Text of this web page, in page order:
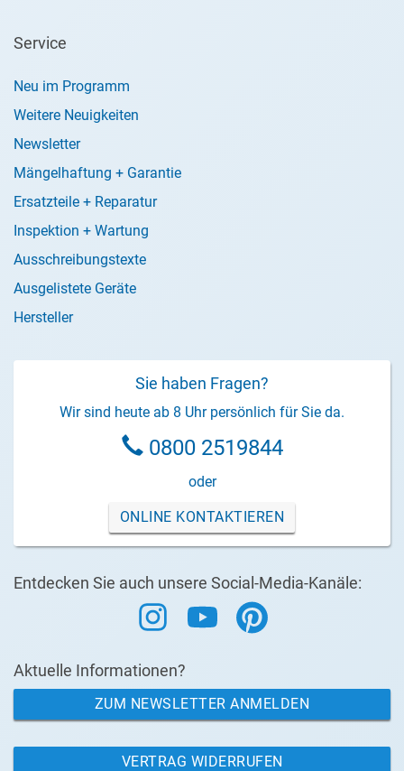
Service
Neu im Programm
Weitere Neuigkeiten
Newsletter
Mängelhaftung + Garantie
Ersatzteile + Reparatur
Inspektion + Wartung
Ausschreibungstexte
Ausgelistete Geräte
Hersteller
Sie haben Fragen?
Wir sind heute ab 8 Uhr persönlich für Sie da.
0800 2519844
oder
ONLINE KONTAKTIEREN
Entdecken Sie auch unsere Social-Media-Kanäle:
Aktuelle Informationen?
ZUM NEWSLETTER ANMELDEN
VERTRAG WIDERRUFEN